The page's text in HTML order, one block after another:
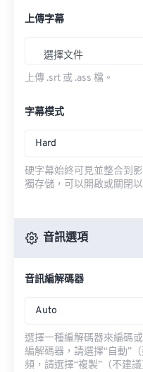
上傳字幕
選擇文件
上傳 .srt 或 .ass 檔。
字幕模式
Hard
硬字幕始終可見並整合到
獨存儲，可以開啟或關閉
音訊選項
音訊編解碼器
Auto
選擇一種編解碼器來編碼
編解碼器，請選擇“自動”
頻，請選擇“複製”（不建議